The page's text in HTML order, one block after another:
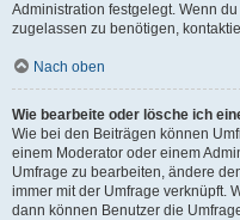
Administration festgelegt. Wenn
zugelassen zu benötigen,
Nach oben
Wie bearbeite oder lösche ich
Wie bei den Beiträgen können
einem Moderator oder einem
Umfrage zu bearbeiten, ändere
immer mit der Umfrage verknüpft.
dann können Benutzer die